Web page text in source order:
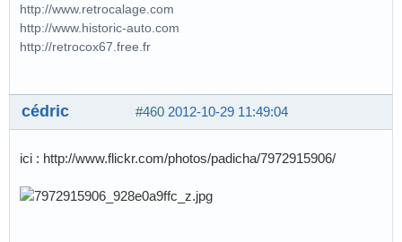
http://www.retrocalage.com
http://www.historic-auto.com
http://retrocox67.free.fr
#460 2012-10-29 11:49:04
cédric
ici : http://www.flickr.com/photos/padicha/7972915906/